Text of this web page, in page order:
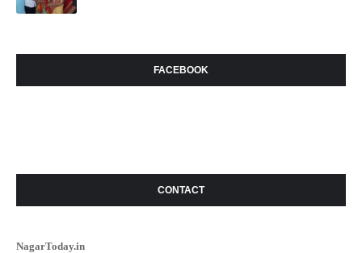
FACEBOOK
CONTACT
NagarToday.in